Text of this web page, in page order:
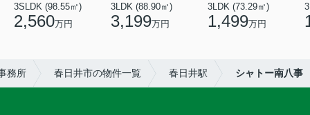
3SLDK (98.55㎡)
2,560万円
3LDK (88.90㎡)
3,199万円
3LDK (73.29㎡)
1,499万円
務所 春日井市の物件一覧 春日井駅 シャトー南八事